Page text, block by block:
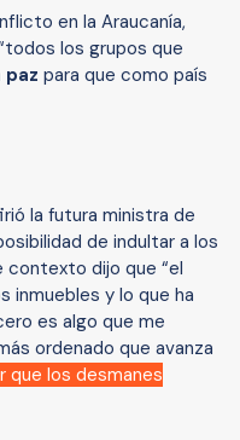
en la Araucanía,
los grupos que
paz para que como país
la futura ministra de
de indultar a los
contexto dijo que “el
inmuebles y lo que ha
es algo que me
ordenado que avanza
que los desmanes